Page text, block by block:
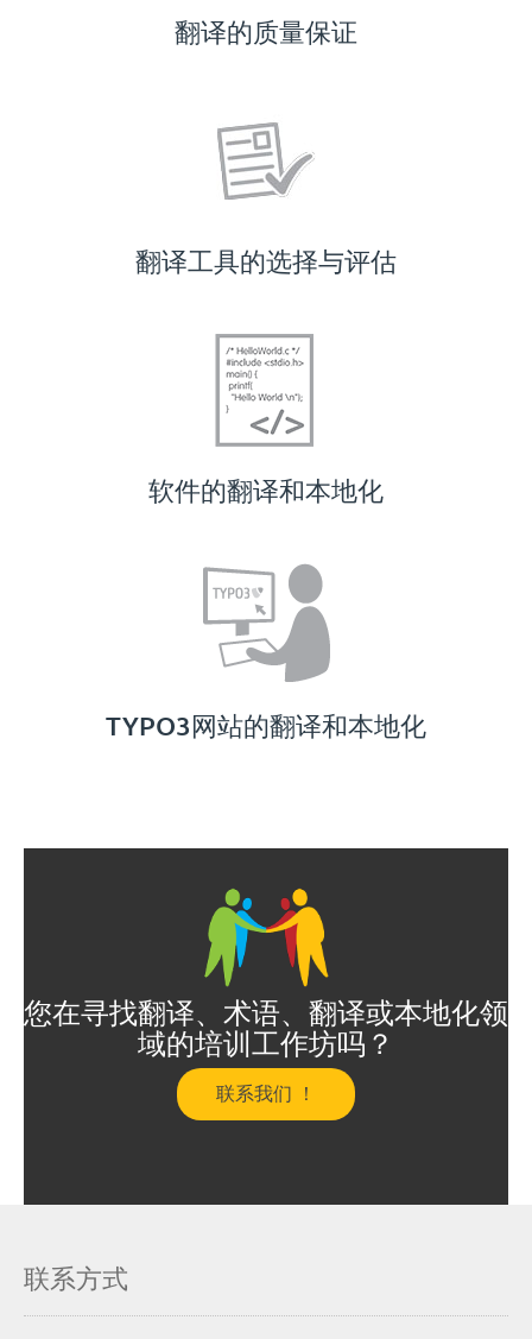
翻译的质量保证
翻译工具的选择与评估
软件的翻译和本地化
TYPO3网站的翻译和本地化
您在寻找翻译、术语、翻译或本地化领
域的培训工作坊吗？
联系我们 ！
联系方式